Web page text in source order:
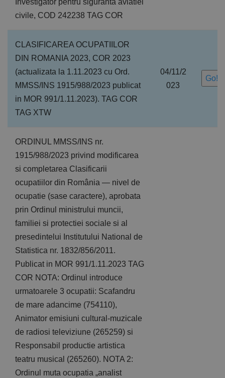
Investigator pentru siguranta aviatiei
civile, COD 242238 TAG COR
CLASIFICAREA OCUPATIILOR
DIN ROMANIA 2023, COR 2023
(actualizata la 1.11.2023 cu Ord.
MMSS/INS 1915/988/2023 publicat
in MOR 991/1.11.2023). TAG COR
TAG XTW
04/11/2
023
Go!
ORDINUL MMSS/INS nr.
1915/988/2023 privind modificarea
si completarea Clasificarii
ocupatiilor din România — nivel de
ocupatie (sase caractere), aprobata
prin Ordinul ministrului muncii,
familiei si protectiei sociale si al
presedintelui Institutului National de
Statistica nr. 1832/856/2011.
Publicat in MOR 991/1.11.2023 TAG
COR NOTA: Ordinul introduce
urmatoarele 3 ocupatii: Scafandru
de mare adancime (754110),
Animator emisiuni cultural-muzicale
de radiosi televiziune (265259) si
Responsabil productie artistica
teatru musical (265260). NOTA 2:
Ordinul muta ocupatia „analist